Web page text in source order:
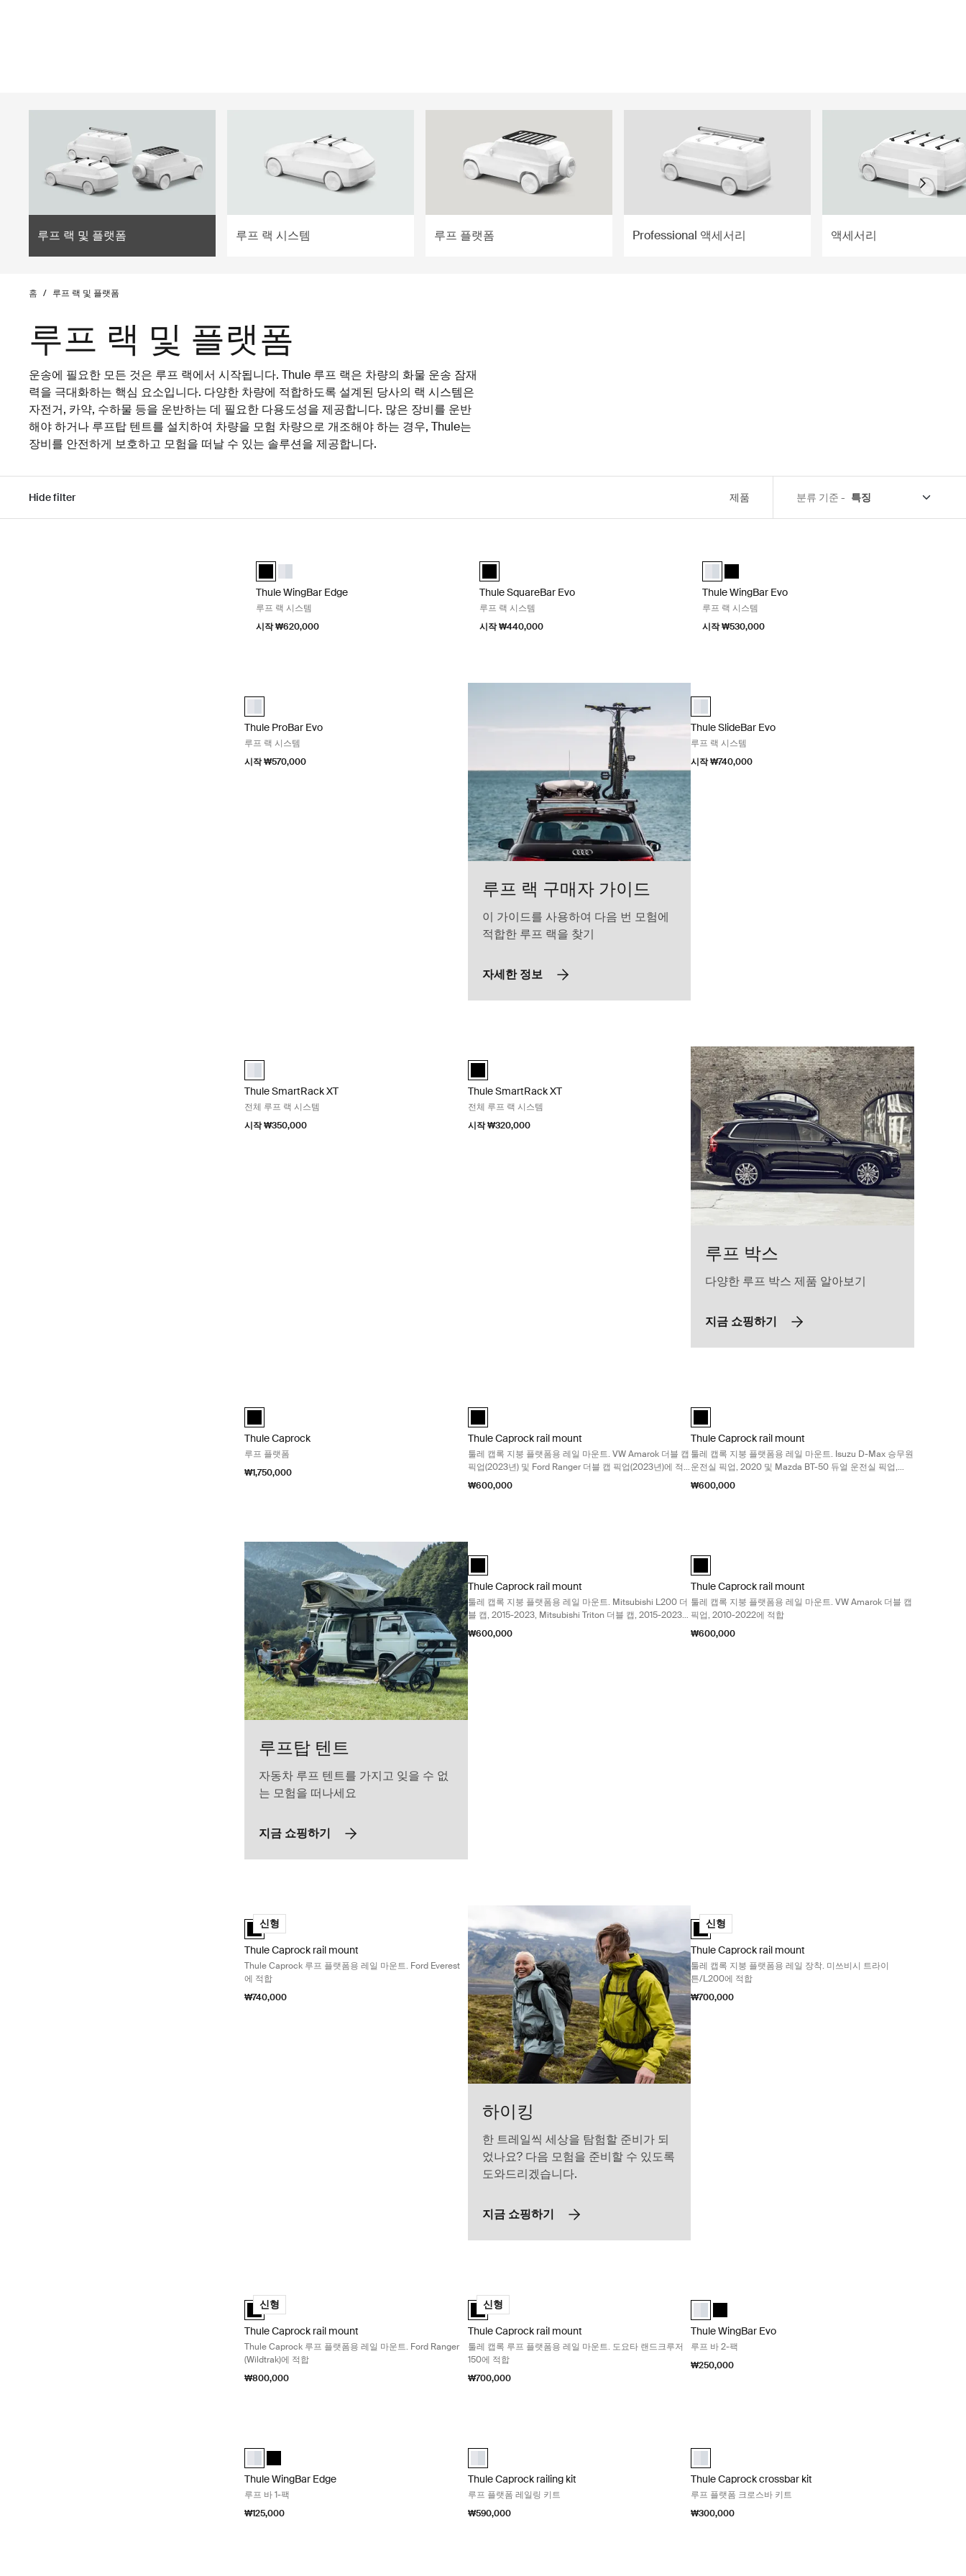
루프 랙 및 플랫폼 루프 랙 시스템 루프 플랫폼 Professional 액세서리 액세서리
홈 / 루프 랙 및 플랫폼
루프 랙 및 플랫폼
운송에 필요한 모든 것은 루프 랙에서 시작됩니다. Thule 루프 랙은 차량의 화물 운송 잠재
력을 극대화하는 핵심 요소입니다. 다양한 차량에 적합하도록 설계된 당사의 랙 시스템은
자전거, 카약, 수하물 등을 운반하는 데 필요한 다용도성을 제공합니다. 많은 장비를 운반
해야 하거나 루프탑 텐트를 설치하여 차량을 모험 차량으로 개조해야 하는 경우, Thule는
장비를 안전하게 보호하고 모험을 떠날 수 있는 솔루션을 제공합니다.
Hide filter 제품 분류 기준 -
Thule WingBar Edge 검정색 (selected)
Thule WingBar Edge 알루미늄
Thule WingBar Edge
루프 랙 시스템
시작 ₩620,000
Thule SquareBar Evo 검정색 (selected)
Thule SquareBar Evo
루프 랙 시스템
시작 ₩440,000
Thule WingBar Evo 알루미늄 (selected)
Thule WingBar Evo 검정색
Thule WingBar Evo
루프 랙 시스템
시작 ₩530,000
Thule ProBar Evo 알루미늄 (selected)
Thule ProBar Evo
루프 랙 시스템
시작 ₩570,000
루프 랙 구매자 가이드
이 가이드를 사용하여 다음 번 모험에
적합한 루프 랙을 찾기
자세한 정보
Thule SlideBar Evo 알루미늄 (selected)
Thule SlideBar Evo
루프 랙 시스템
시작 ₩740,000
Thule SmartRack XT 알루미늄 (selected)
Thule SmartRack XT
전체 루프 랙 시스템
시작 ₩350,000
Thule SmartRack XT 검정색 (selected)
Thule SmartRack XT
전체 루프 랙 시스템
시작 ₩320,000
루프 박스
다양한 루프 박스 제품 알아보기
지금 쇼핑하기
black (selected)
Thule Caprock
루프 플랫폼
₩1,750,000
Thule Caprock rail mount 검정색 (selected)
Thule Caprock rail mount
툴레 캡록 지붕 플랫폼용 레일 마운트. VW Amarok 더블 캡
픽업(2023년) 및 Ford Ranger 더블 캡 픽업(2023년)에 적
합
₩600,000
Thule Caprock rail mount 검정색 (selected)
Thule Caprock rail mount
툴레 캡록 지붕 플랫폼용 레일 마운트. Isuzu D-Max 승무원
운전실 픽업, 2020 및 Mazda BT-50 듀얼 운전실 픽업,
2020에 적합
₩600,000
루프탑 텐트
자동차 루프 텐트를 가지고 잊을 수 없
는 모험을 떠나세요
지금 쇼핑하기
Thule Caprock rail mount 툴레 캡록 지붕 플랫폼용 레일 마운트. Mitsubishi L200 더블 캡, 2015-2023,
Thule Caprock rail mount 검정색 (selected)
Thule Caprock rail mount
툴레 캡록 지붕 플랫폼용 레일 마운트. Mitsubishi L200 더
블 캡, 2015-2023, Mitsubishi Triton 더블 캡, 2015-2023
및 Fiat Fullback 더블 캡 픽업, 2015에 적합
₩600,000
Thule Caprock rail mount 검정색 (selected)
Thule Caprock rail mount
툴레 캡록 지붕 플랫폼용 레일 마운트. VW Amarok 더블 캡
픽업, 2010-2022에 적합
₩600,000
Thule Caprock rail mount Thule Caprock 루프 플랫폼용 레일 마운트. Ford Everest에 적합 Black
신형
Thule Caprock rail mount 검정색 (selected)
Thule Caprock rail mount
Thule Caprock 루프 플랫폼용 레일 마운트. Ford Everest
에 적합
₩740,000
하이킹
한 트레일씩 세상을 탐험할 준비가 되
었나요? 다음 모험을 준비할 수 있도록
도와드리겠습니다.
지금 쇼핑하기
Thule Caprock rail mount 툴레 캡록 지붕 플랫폼용 레일 장
신형
Thule Caprock rail mount 검정색 (selected)
Thule Caprock rail mount
툴레 캡록 지붕 플랫폼용 레일 장착. 미쓰비시 트라이
튼/L200에 적합
₩700,000
Thule Caprock rail mount Thule Caprock 루프 플랫폼용 레일 마운트. Ford Ranger (Wildtrak)에 적합 Black
신형
Thule Caprock rail mount 검정색 (selected)
Thule Caprock rail mount
Thule Caprock 루프 플랫폼용 레일 마운트. Ford Ranger
(Wildtrak)에 적합
₩800,000
Thule Caprock rail mount 툴레 캡록 루프 플랫폼용 레일 마운트. 도요타 랜드크루저 150에 적합 Black
신형
Thule Caprock rail mount 검정색 (selected)
Thule Caprock rail mount
툴레 캡록 루프 플랫폼용 레일 마운트. 도요타 랜드크루저
150에 적합
₩700,000
Thule Wingbar Evo 108 알루미늄 (selected)
Thule Wingbar Evo 108 검정색
Thule WingBar Evo
루프 바 2-팩
₩250,000
Thule WingBar Edge 77 알루미늄 (selected)
Thule WingBar Edge 77 검정색
Thule WingBar Edge
루프 바 1-팩
₩125,000
aluminium (selected)
Thule Caprock railing kit
루프 플랫폼 레일링 키트
₩590,000
Thule Caprock Crossbar Kit 알루미늄 (selected)
Thule Caprock crossbar kit
루프 플랫폼 크로스바 키트
₩300,000